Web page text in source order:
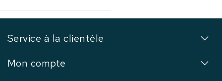
Service à la clientèle
Mon compte